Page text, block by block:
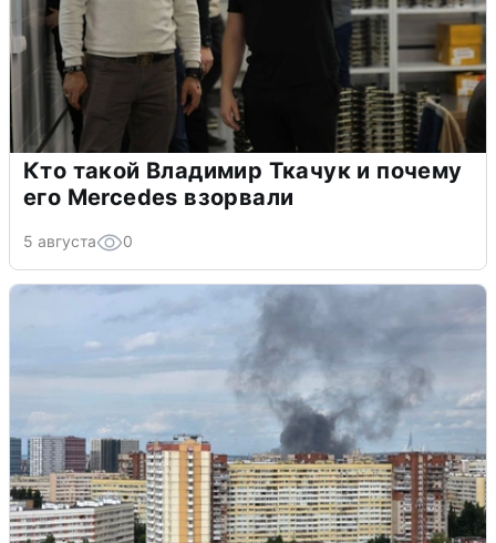
Кто такой Владимир Ткачук и почему
его Mercedes взорвали
5 августа 0